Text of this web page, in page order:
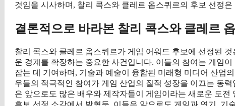
것임을 시사하며, 찰리 콕스와 클레르 옵스퀴르의 후보 선정
결론적으로 바라본 찰리 콕스와 클레르
찰리 콕스와 클레르 옵스퀴르가 게임 어워드 후보에 선정된
운 경계를 확장하는 중요한 사건입니다. 이들의 참여는 게임
잡는 데 기여하며, 기술과 예술이 융합된 미래형 미디어 산업
우들의 적극적인 참여가 게임 산업의 질적 성장을 이끄는 동
은 앞으로도 많은 배우와 제작자들이 게임이라는 새로운 도